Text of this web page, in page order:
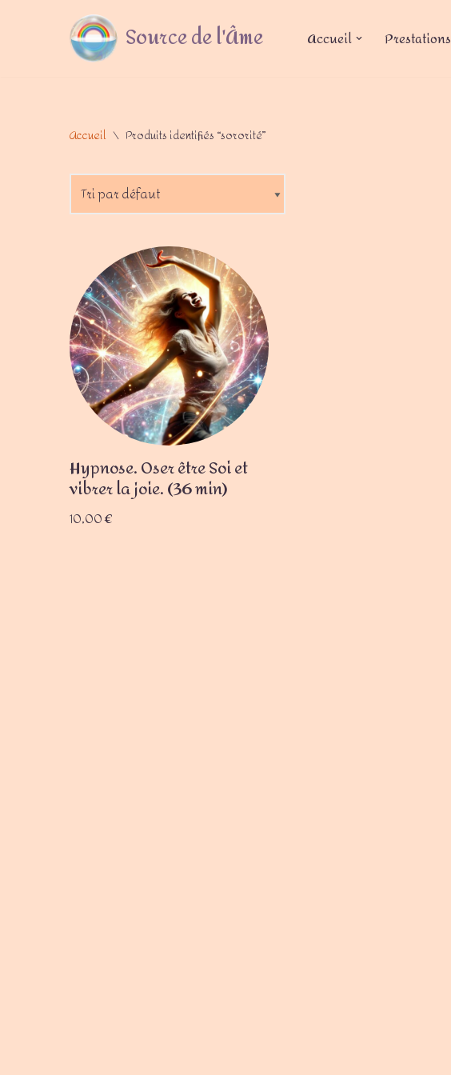
Source de l'Âme Accueil Prestations
Accueil \ Produits identifiés “sororité”
Hypnose. Oser être Soi et
vibrer la joie. (36 min)
10,00€